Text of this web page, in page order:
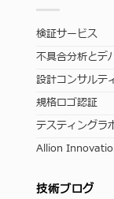
検証サービス
不具合分析とデ
設計コンサルテ
規格ロゴ認証
テスティングラ
Allion
技術ブログ